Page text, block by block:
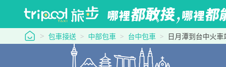
tripool 旅步
包車接送 中部包車 台中包車 日月潭到台中火車